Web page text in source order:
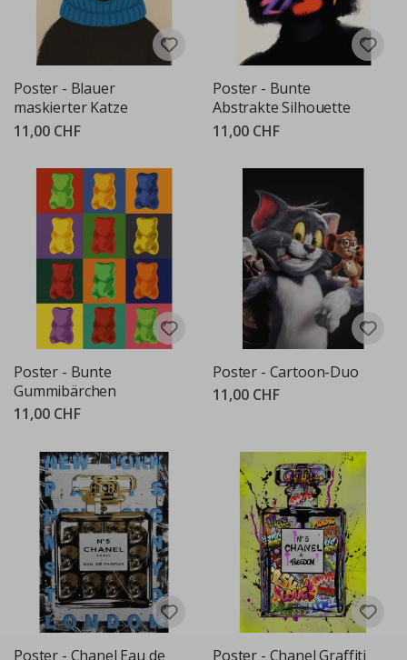
Poster - Blauer
maskierter Katze
11,00 CHF
Poster - Bunte
Abstrakte Silhouette
11,00 CHF
Poster - Bunte
Gummibärchen
11,00 CHF
Poster - Cartoon-Duo
11,00 CHF
Poster - Chanel Eau de Poster - Chanel Graffiti